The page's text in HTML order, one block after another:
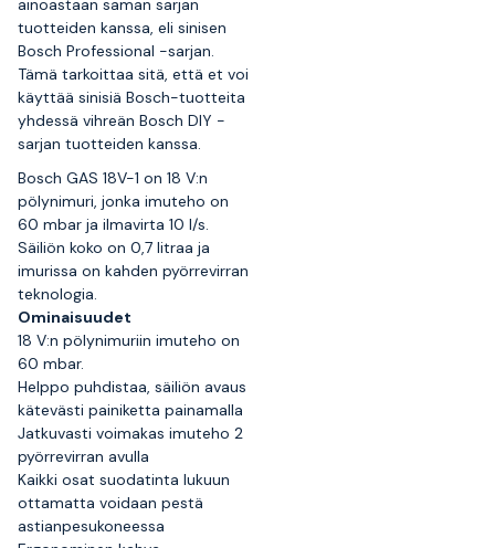
ainoastaan saman sarjan
tuotteiden kanssa, eli sinisen
Bosch Professional -sarjan.
Tämä tarkoittaa sitä, että et voi
käyttää sinisiä Bosch-tuotteita
yhdessä vihreän Bosch DIY -
sarjan tuotteiden kanssa.
Bosch GAS 18V-1 on 18 V:n
pölynimuri, jonka imuteho on
60 mbar ja ilmavirta 10 l/s.
Säiliön koko on 0,7 litraa ja
imurissa on kahden pyörrevirran
teknologia.
Ominaisuudet
18 V:n pölynimuriin imuteho on
60 mbar.
Helppo puhdistaa, säiliön avaus
kätevästi painiketta painamalla
Jatkuvasti voimakas imuteho 2
pyörrevirran avulla
Kaikki osat suodatinta lukuun
ottamatta voidaan pestä
astianpesukoneessa